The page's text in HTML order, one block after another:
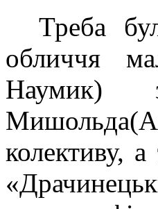
Треба
обличчя
Наумик)
колективу,